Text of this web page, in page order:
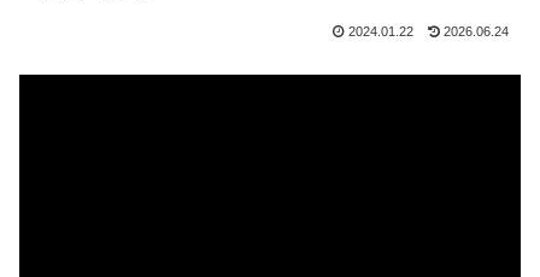
2024.01.22 2026.06.24